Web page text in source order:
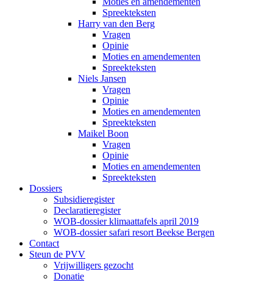
Spreekteksten
Harry van den Berg
Vragen
Opinie
Moties en amendementen
Spreekteksten
Niels Jansen
Vragen
Opinie
Moties en amendementen
Spreekteksten
Maikel Boon
Vragen
Opinie
Moties en amendementen
Spreekteksten
Dossiers
Subsidieregister
Declaratieregister
WOB-dossier klimaattafels april 2019
WOB-dossier safari resort Beekse Bergen
Contact
Steun de PVV
Vrijwilligers gezocht
Donatie